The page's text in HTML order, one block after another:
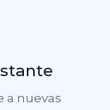
a nuevas